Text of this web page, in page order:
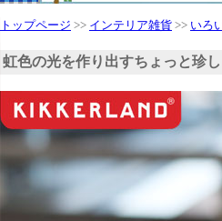
トップページ >> インテリア雑貨 >> いろ
虹色の光を作り出すちょっと珍